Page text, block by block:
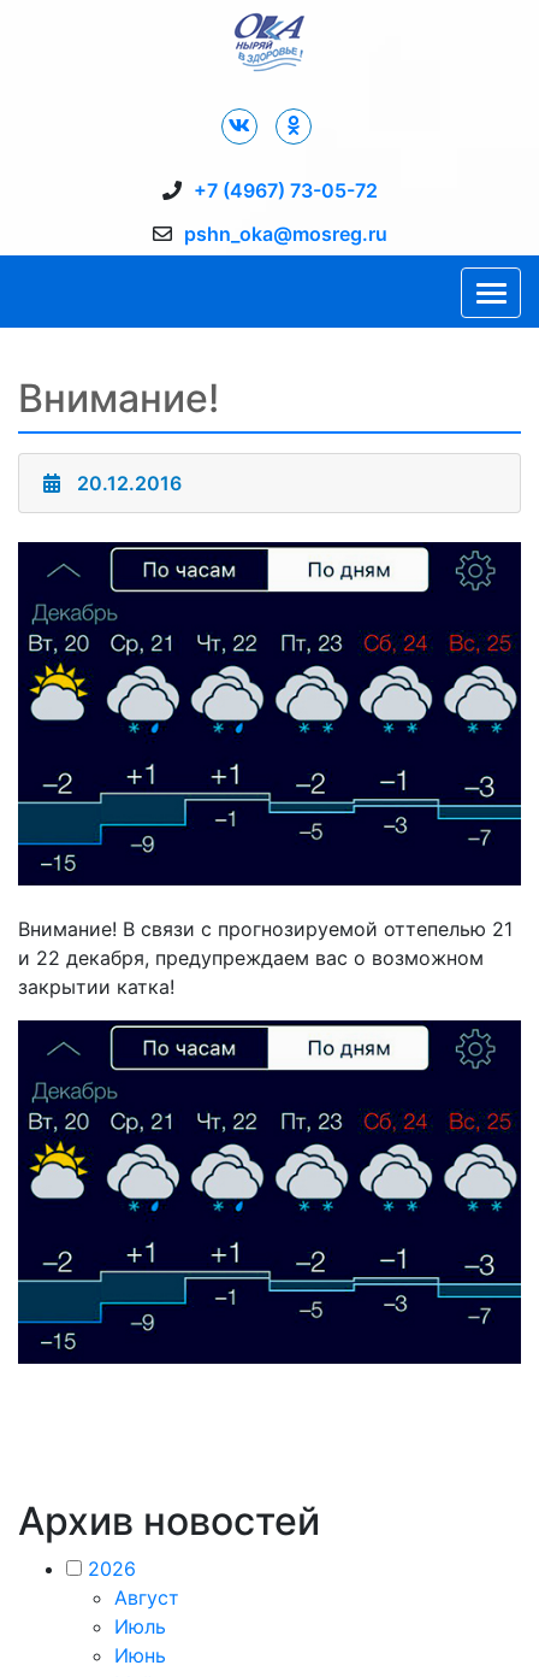
+7 (4967) 73-05-72
pshn_oka@mosreg.ru
Внимание!
20.12.2016
Внимание! В связи с прогнозируемой оттепелью 21
и 22 декабря, предупреждаем вас о возможном
закрытии катка!
Архив новостей
2026
Август
Июль
Июнь